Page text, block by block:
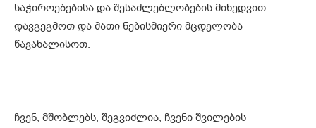
საჭიროებებისა და შესაძლებლობების მიხედვით
დავგეგმოთ და მათი ნებისმიერი მცდელობა
წავახალისოთ.
ჩვენ, მშობლებს, შეგვიძლია, ჩვენი შვილების